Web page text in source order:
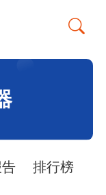
排行榜